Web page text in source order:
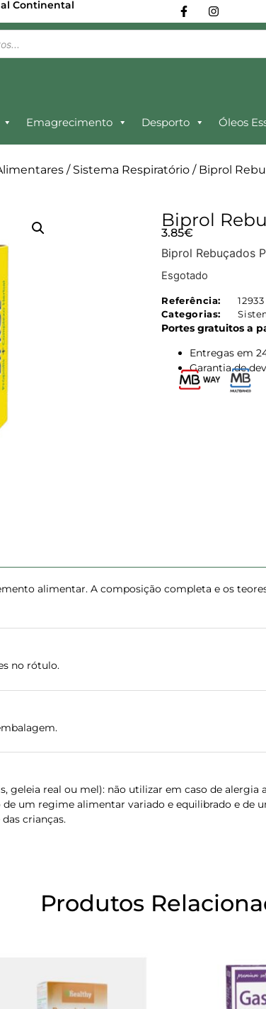
Continental
Emagrecimento Desporto Óleos
/ Sistema Respiratório/ Biprol
Biprol
3.85€
Biprol Rebuçados
Esgotado
Referência:
12933
Categorias:
Portes gratuitos a
Entregas em
Garantia de
alimentar. A composição completa e os
no rótulo.
geleia real ou mel): não utilizar em caso de alergia
um regime alimentar variado e equilibrado e de
crianças.
Produtos